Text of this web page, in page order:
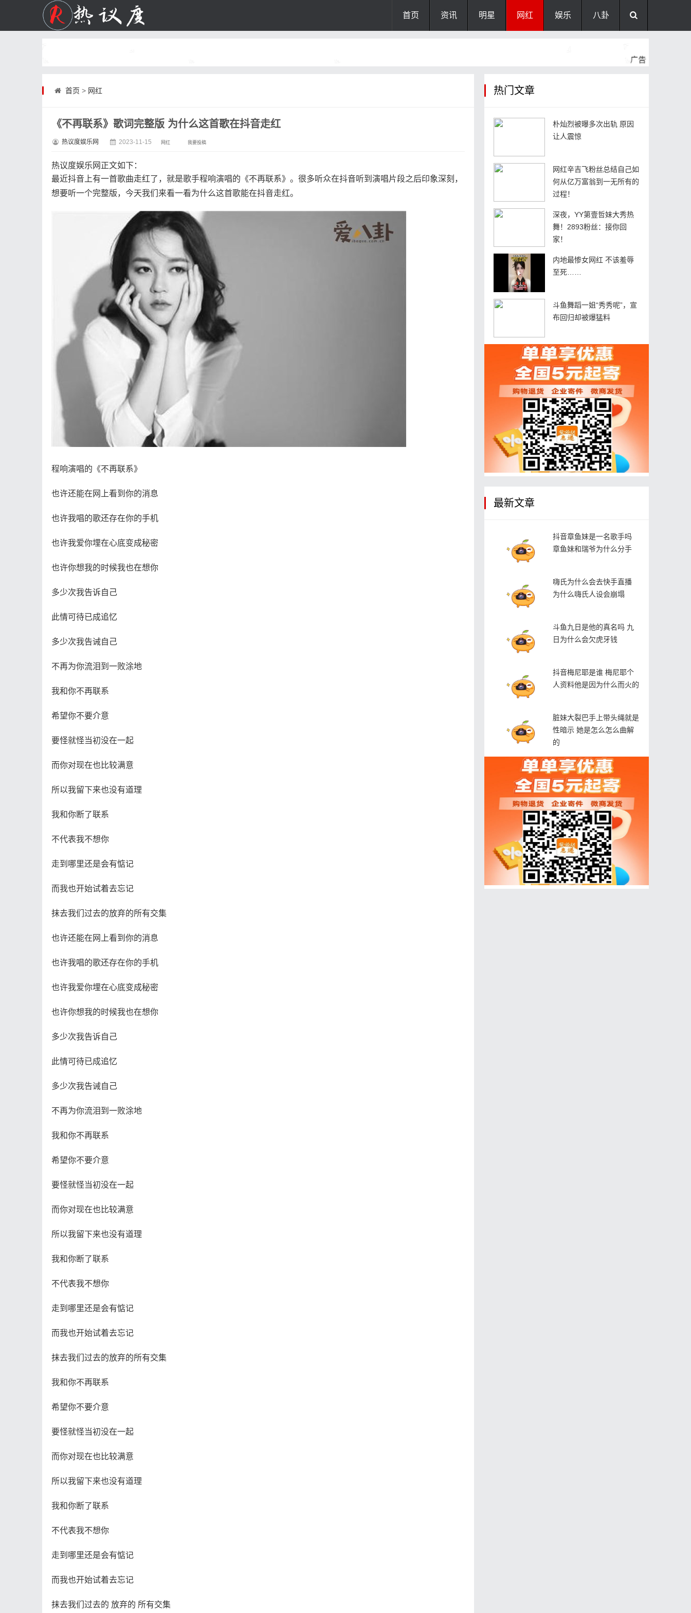
首页 资讯 明星 网红 娱乐 八卦
首页 > 网红
《不再联系》歌词完整版 为什么这首歌在抖音走红
热议度娱乐网 2023-11-15 网红 我要投稿
热议度娱乐网 正文如下：
最近抖音上有一首歌曲走红了，就是歌手程响演唱的《不再联系》。很多听众在抖音听到演唱片段之后印象深刻，
想要听一个完整版，今天我们来看一看为什么这首歌能在抖音走红。
程响演唱的《不再联系》
也许还能在网上看到你的消息
也许我唱的歌还存在你的手机
也许我爱你埋在心底变成秘密
也许你想我的时候我也在想你
多少次我告诉自己
此情可待已成追忆
多少次我告诫自己
不再为你流泪到一败涂地
我和你不再联系
希望你不要介意
要怪就怪当初没在一起
而你对现在也比较满意
所以我留下来也没有道理
我和你断了联系
不代表我不想你
走到哪里还是会有惦记
而我也开始试着去忘记
抹去我们过去的放弃的所有交集
也许还能在网上看到你的消息
也许我唱的歌还存在你的手机
也许我爱你埋在心底变成秘密
也许你想我的时候我也在想你
多少次我告诉自己
此情可待已成追忆
多少次我告诫自己
不再为你流泪到一败涂地
我和你不再联系
希望你不要介意
要怪就怪当初没在一起
而你对现在也比较满意
所以我留下来也没有道理
我和你断了联系
不代表我不想你
走到哪里还是会有惦记
而我也开始试着去忘记
抹去我们过去的放弃的所有交集
我和你不再联系
希望你不要介意
要怪就怪当初没在一起
而你对现在也比较满意
所以我留下来也没有道理
我和你断了联系
不代表我不想你
走到哪里还是会有惦记
而我也开始试着去忘记
抹去我们过去的 放弃的 所有交集
热门文章
朴灿烈被曝多次出轨 原因
让人震惊
网红辛吉飞粉丝总结自己如
何从亿万富翁到一无所有的
过程！
深夜，YY第壹哲妹大秀热
舞！2893粉丝：接你回
家！
内地最惨女网红 不该羞辱
至死……
斗鱼舞蹈一姐“秀秀呢”，宣
布回归却被爆猛料
最新文章
抖音章鱼妹是一名歌手吗
章鱼妹和瑞爷为什么分手
嗨氏为什么会去快手直播
为什么嗨氏人设会崩塌
斗鱼九日是他的真名吗 九
日为什么会欠虎牙钱
抖音梅尼耶是谁 梅尼耶个
人资料他是因为什么而火的
脏妹大裂巴手上带头绳就是
性暗示 她是怎么怎么曲解
的